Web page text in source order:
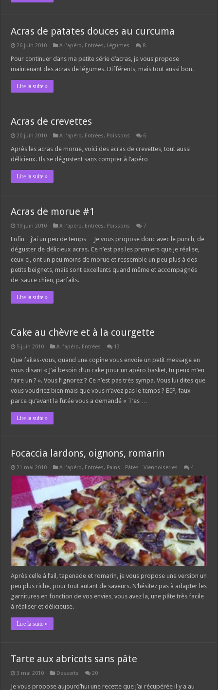
Acras de patates douces au curcuma
26 juin 2010 A l'apéro, Entrées, Légumes 8
Pour continuer dans ma petite série d’acras, je vous propose
maintenant des acras de légumes. Différents, mais tout aussi bon.
Lire la suite »
Acras de crevettes
20 juin 2010 A l'apéro, Entrées, Poissons 6
Après les acras de morue, voici des acras de crevettes, tout aussi
délicieux. Ils se dégustent sans compter à l’apéro…
Lire la suite »
Acras de morue #1
19 juin 2010 A l'apéro, Entrées, Poissons 7
Enfin…j’ai un peu de temps… Je vous propose donc avec le punch, de
déguster de délicieux acras. Ce n’est pas les premiers que je réalise,
ceux ci, ont un peu moins de morue et ressemble un peu plus à des
petits beignets, mais sont excellents quand même et accompagnés
de sauce chien, parfaits.
Lire la suite »
Cake au chèvre et à la courgette
5 juin 2010 A l'apéro, Entrées 13
Que faites-vous, quand une copine vous envoie un petit message en
vous disant « J’ai besoin d’un cake pour un apéro basket, tu peux m’en
faire un ? ». Vous l’ignorez ? Ce n’est pas très sympa. Vous lui dites que
vous voudriez bien mais que vous n’avez pas le temps ? BIP, faux
parce qu’avant la futée vous a demandé « T’es …
Lire la suite »
Focaccia lardons, oignons, romarin
21 mai 2010 A l'apéro, Entrées, Pains - Pâtes - Viennoiseries 4
Après celle à l’ail, tapenade et romarin, je vous propose une version un
peu plus riche, pour tout autant de saveurs. N’hésitez pas à adapter les
garnitures en fonction de vos envies, vous avez la, une pâte très facile
à réaliser et délicieuse.
Lire la suite »
Tarte aux abricots sans pâte
3 mai 2010 Desserts 20
Je vous propose aujourd’hui une recette que j’ai récupérée il y a au